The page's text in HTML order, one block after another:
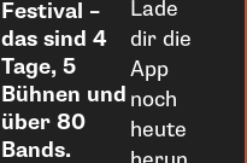
Festival –
das sind 4
Tage, 5
Bühnen und
über 80
Bands.
Lade
dir die
App
noch
heute